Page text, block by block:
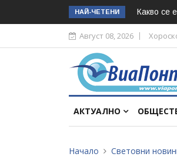
НАЙ-ЧЕТЕНИ Какво се
Август 08, 2026
АКТУАЛНО
Начало Световни